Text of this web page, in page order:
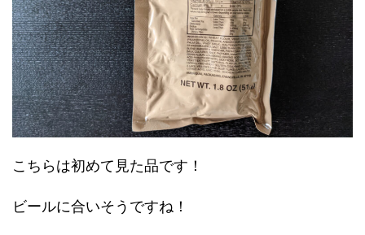
こちらは初めて見た品です！
ビールに合いそうですね！